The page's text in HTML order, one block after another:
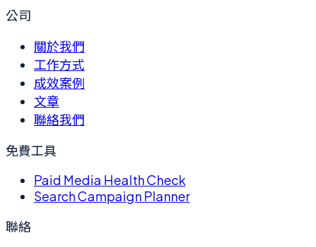
公司
關於我們
工作方式
成效案例
文章
聯絡我們
免費工具
Paid Media Health Check
Search Campaign Planner
聯絡